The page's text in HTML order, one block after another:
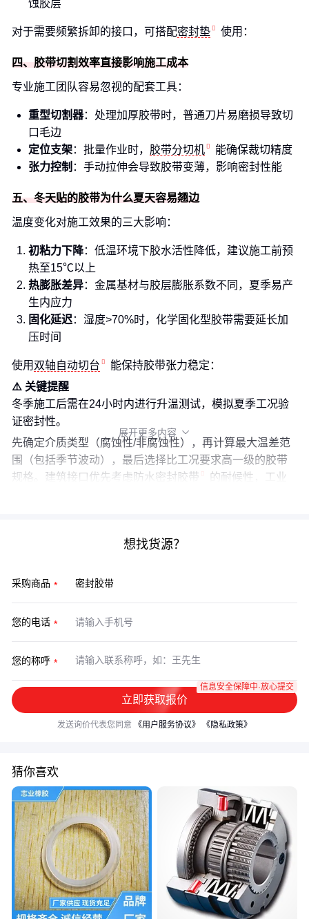
蚀胶层
对于需要频繁拆卸的接口，可搭配密封垫 使用：
四、胶带切割效率直接影响施工成本
专业施工团队容易忽视的配套工具：
重型切割器：处理加厚胶带时，普通刀片易磨损导致切
口毛边
定位支架：批量作业时， 胶带分切机
能确保裁切精度
张力控制 ：手动拉伸会导致胶带变薄，影响密封性能
五、冬天贴的胶带为什么夏天容易翘边
温度变化对施工效果的三大影响：
初粘力下降：低温环境下胶水活性降低，建议施工前预
热至15℃以上
热膨胀差异：金属基材与胶层膨胀系数不同，夏季易产
生内应力
固化延迟：湿度>70%时，化学固化型胶带需要延长加
压时间
使用 双轴自动切台
能保持胶带张力稳定：
⚠️ 关键提醒
冬季施工后需在24小时内进行升温测试，模拟夏季工况验
证密封性。
先确定介质类型（腐蚀性/非腐蚀性），再计算最大温差范
围（包括季节波动），最后选择比工况要求高一级的胶带
规格。建筑接口优先考虑 防水密封胶带
的耐候性，工业
展开更多内容 
想找货源？
采购商品
您的电话
您的称呼
立即获取报价
信息安全保障中·放心提交
发送询价代表您同意 《用户服务协议》 《隐私政策》
猜你喜欢